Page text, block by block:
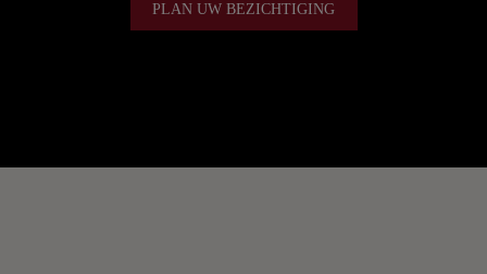
PLAN UW BEZICHTIGING